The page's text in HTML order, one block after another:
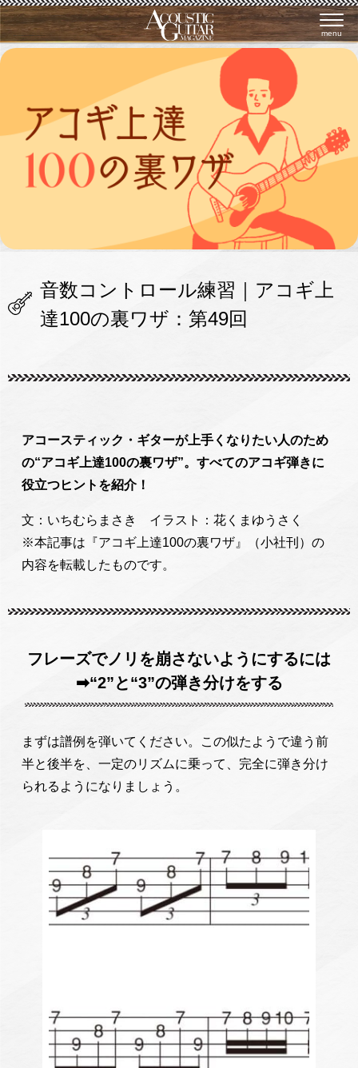
menu
音数コントロール練習｜アコギ上
達100の裏ワザ：第49回
アコースティック・ギターが上手くなりたい人のため
の“アコギ上達100の裏ワザ”。すべてのアコギ弾きに
役立つヒントを紹介！
文：いちむらまさき イラスト：花くまゆうさく
※本記事は『アコギ上達100の裏ワザ』（小社刊）の
内容を転載したものです。
フレーズでノリを崩さないようにするには
➡“2”と“3”の弾き分けをする
まずは譜例を弾いてください。この似たようで違う前
半と後半を、一定のリズムに乗って、完全に弾き分け
られるようになりましょう。